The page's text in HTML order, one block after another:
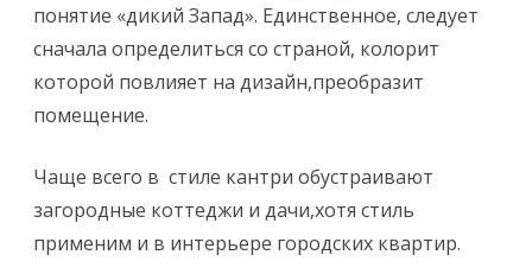
понятие «дикий Запад». Единственное, следует
сначала определиться со страной, колорит
которой повлияет на дизайн,преобразит
помещение.
Чаще всего в стиле кантри обустраивают
загородные коттеджи и дачи,хотя стиль
применим и в интерьере городских квартир.